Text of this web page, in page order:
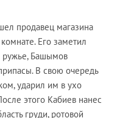
продавец магазина
Его заметил
ружье, Башымов
В свою очередь
ударил им в ухо
этого Кабиев нанес
груди, ротовой